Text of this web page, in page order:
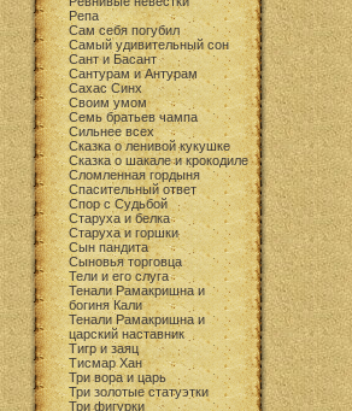
Репа
Сам себя погубил
Самый удивительный сон
Сант и Басант
Сантурам и Антурам
Сахас Синх
Своим умом
Семь братьев чампа
Сильнее всех
Сказка о ленивой кукушке
Сказка о шакале и крокодиле
Сломленная гордыня
Спасительный ответ
Спор с Судьбой
Старуха и белка
Старуха и горшки
Сын пандита
Сыновья торговца
Тели и его слуга
Тенали Рамакришна и
богиня Кали
Тенали Рамакришна и
царский наставник
Тигр и заяц
Тисмар Хан
Три вора и царь
Три золотые статуэтки
Три фигурки